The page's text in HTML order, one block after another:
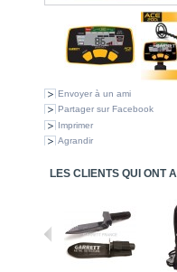
Envoyer à un ami
Partager sur Facebook
Imprimer
Agrandir
LES CLIENTS QUI ONT